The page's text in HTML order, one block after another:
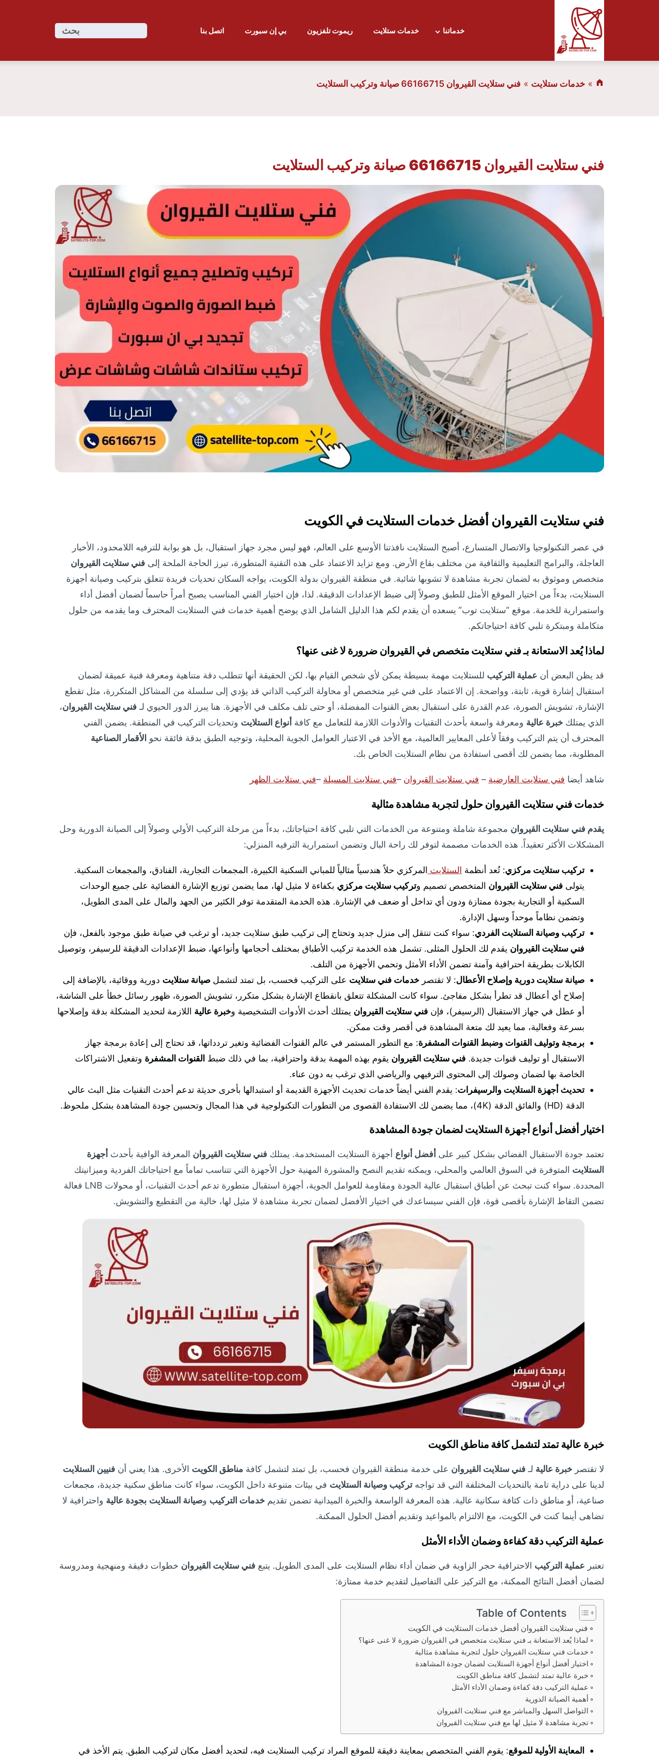
خدماتنا خدمات ستلايت ريموت تلفزيون بي إن سبورت اتصل بنا بحث
خدمات ستلايت فني ستلايت القيروان 66166715 صيانة وتركيب الستلايت
فني ستلايت القيروان 66166715 صيانة وتركيب الستلايت
فني ستلايت القيروان أفضل خدمات الستلايت في الكويت
في عصر التكنولوجيا والاتصال المتسارع، أصبح الستلايت نافذتنا الأوسع على العالم، فهو ليس مجرد جهاز استقبال، بل هو بوابة للترفيه اللامحدود، الأخبار
العاجلة، والبرامج التعليمية والثقافية من مختلف بقاع الأرض. ومع تزايد الاعتماد على هذه التقنية المتطورة، تبرز الحاجة الملحة إلى فني ستلايت القيروان
متخصص وموثوق به لضمان تجربة مشاهدة لا تشوبها شائبة. في منطقة القيروان بدولة الكويت، يواجه السكان تحديات فريدة تتعلق بتركيب وصيانة أجهزة
الستلايت، بدءاً من اختيار الموقع الأمثل للطبق وصولاً إلى ضبط الإعدادات الدقيقة. لذا، فإن اختيار الفني المناسب يصبح أمراً حاسماً لضمان أفضل أداء
واستمرارية للخدمة. موقع “ستلايت توب” يسعده أن يقدم لكم هذا الدليل الشامل الذي يوضح أهمية خدمات فني الستلايت المحترف وما يقدمه من حلول
متكاملة ومبتكرة تلبي كافة احتياجاتكم.
لماذا يُعد الاستعانة بـ فني ستلايت متخصص في القيروان ضرورة لا غنى عنها؟
قد يظن البعض أن عملية التركيب للستلايت مهمة بسيطة يمكن لأي شخص القيام بها، لكن الحقيقة أنها تتطلب دقة متناهية ومعرفة فنية عميقة لضمان
استقبال إشارة قوية، ثابتة، وواضحة. إن الاعتماد على فني غير متخصص أو محاولة التركيب الذاتي قد يؤدي إلى سلسلة من المشاكل المتكررة، مثل تقطع
الإشارة، تشويش الصورة، عدم القدرة على استقبال بعض القنوات المفضلة، أو حتى تلف مكلف في الأجهزة. هنا يبرز الدور الحيوي لـ فني ستلايت القيروان،
الذي يمتلك خبرة عالية ومعرفة واسعة بأحدث التقنيات والأدوات اللازمة للتعامل مع كافة أنواع الستلايت وتحديات التركيب في المنطقة. يضمن الفني
المحترف أن يتم التركيب وفقاً لأعلى المعايير العالمية، مع الأخذ في الاعتبار العوامل الجوية المحلية، وتوجيه الطبق بدقة فائقة نحو الأقمار الصناعية
المطلوبة، مما يضمن لك أقصى استفادة من نظام الستلايت الخاص بك.
شاهد أيضا فني ستلايت العارضية – فني ستلايت القيروان –فني ستلايت المسيلة –فني ستلايت الظهر
خدمات فني ستلايت القيروان حلول لتجربة مشاهدة مثالية
يقدم فني ستلايت القيروان مجموعة شاملة ومتنوعة من الخدمات التي تلبي كافة احتياجاتك، بدءاً من مرحلة التركيب الأولي وصولاً إلى الصيانة الدورية وحل
المشكلات الأكثر تعقيداً. هذه الخدمات مصممة لتوفر لك راحة البال وتضمن استمرارية الترفيه المنزلي:
تركيب ستلايت مركزي: تُعد أنظمة الستلايت المركزي حلاً هندسياً مثالياً للمباني السكنية الكبيرة، المجمعات التجارية، الفنادق، والمجمعات السكنية.
يتولى فني ستلايت القيروان المتخصص تصميم وتركيب ستلايت مركزي بكفاءة لا مثيل لها، مما يضمن توزيع الإشارة الفضائية على جميع الوحدات
السكنية أو التجارية بجودة ممتازة ودون أي تداخل أو ضعف في الإشارة. هذه الخدمة المتقدمة توفر الكثير من الجهد والمال على المدى الطويل،
وتضمن نظاماً موحداً وسهل الإدارة.
تركيب وصيانة الستلايت الفردي: سواء كنت تنتقل إلى منزل جديد وتحتاج إلى تركيب طبق ستلايت جديد، أو ترغب في صيانة طبق موجود بالفعل، فإن
فني ستلايت القيروان يقدم لك الحلول المثلى. تشمل هذه الخدمة تركيب الأطباق بمختلف أحجامها وأنواعها، ضبط الإعدادات الدقيقة للرسيفر، وتوصيل
الكابلات بطريقة احترافية وآمنة تضمن الأداء الأمثل وتحمي الأجهزة من التلف.
صيانة ستلايت دورية وإصلاح الأعطال: لا تقتصر خدمات فني ستلايت على التركيب فحسب، بل تمتد لتشمل صيانة ستلايت دورية ووقائية، بالإضافة إلى
إصلاح أي أعطال قد تطرأ بشكل مفاجئ. سواء كانت المشكلة تتعلق بانقطاع الإشارة بشكل متكرر، تشويش الصورة، ظهور رسائل خطأ على الشاشة،
أو عطل في جهاز الاستقبال (الرسيفر)، فإن فني ستلايت القيروان يمتلك أحدث الأدوات التشخيصية وخبرة عالية اللازمة لتحديد المشكلة بدقة وإصلاحها
بسرعة وفعالية، مما يعيد لك متعة المشاهدة في أقصر وقت ممكن.
برمجة وتوليف القنوات وضبط القنوات المشفرة: مع التطور المستمر في عالم القنوات الفضائية وتغير تردداتها، قد تحتاج إلى إعادة برمجة جهاز
الاستقبال أو توليف قنوات جديدة. فني ستلايت القيروان يقوم بهذه المهمة بدقة واحترافية، بما في ذلك ضبط القنوات المشفرة وتفعيل الاشتراكات
الخاصة بها لضمان وصولك إلى المحتوى الترفيهي والرياضي الذي ترغب به دون عناء.
تحديث أجهزة الستلايت والرسيفرات: يقدم الفني أيضاً خدمات تحديث الأجهزة القديمة أو استبدالها بأخرى حديثة تدعم أحدث التقنيات مثل البث عالي
الدقة (HD) والفائق الدقة (4K)، مما يضمن لك الاستفادة القصوى من التطورات التكنولوجية في هذا المجال وتحسين جودة المشاهدة بشكل ملحوظ.
اختيار أفضل أنواع أجهزة الستلايت لضمان جودة المشاهدة
تعتمد جودة الاستقبال الفضائي بشكل كبير على أفضل أنواع أجهزة الستلايت المستخدمة. يمتلك فني ستلايت القيروان المعرفة الوافية بأحدث أجهزة
الستلايت المتوفرة في السوق العالمي والمحلي، ويمكنه تقديم النصح والمشورة المهنية حول الأجهزة التي تتناسب تماماً مع احتياجاتك الفردية وميزانيتك
المحددة. سواء كنت تبحث عن أطباق استقبال عالية الجودة ومقاومة للعوامل الجوية، أجهزة استقبال متطورة تدعم أحدث التقنيات، أو محولات LNB فعالة
تضمن التقاط الإشارة بأقصى قوة، فإن الفني سيساعدك في اختيار الأفضل لضمان تجربة مشاهدة لا مثيل لها، خالية من التقطيع والتشويش.
خبرة عالية تمتد لتشمل كافة مناطق الكويت
لا تقتصر خبرة عالية لـ فني ستلايت القيروان على خدمة منطقة القيروان فحسب، بل تمتد لتشمل كافة مناطق الكويت الأخرى. هذا يعني أن فنيين الستلايت
لدينا على دراية تامة بالتحديات المختلفة التي قد تواجهتركيب وصيانة الستلايت في بيئات متنوعة داخل الكويت، سواء كانت مناطق سكنية جديدة، مجمعات
صناعية، أو مناطق ذات كثافة سكانية عالية. هذه المعرفة الواسعة والخبرة الميدانية تضمن تقديم خدمات التركيب وصيانة الستلايت بجودة عالية واحترافية لا
تضاهى أينما كنت في الكويت، مع الالتزام بالمواعيد وتقديم أفضل الحلول الممكنة.
عملية التركيب دقة كفاءة وضمان الأداء الأمثل
تعتبر عملية التركيب الاحترافية حجر الزاوية في ضمان أداء نظام الستلايت على المدى الطويل. يتبع فني ستلايت القيروان خطوات دقيقة ومنهجية ومدروسة
لضمان أفضل النتائج الممكنة، مع التركيز على التفاصيل لتقديم خدمة ممتازة:
Table of Contents
فني ستلايت القيروان أفضل خدمات الستلايت في الكويت
لماذا يُعد الاستعانة بـ فني ستلايت متخصص في القيروان ضرورة لا غنى عنها؟
خدمات فني ستلايت القيروان حلول لتجربة مشاهدة مثالية
اختيار أفضل أنواع أجهزة الستلايت لضمان جودة المشاهدة
خبرة عالية تمتد لتشمل كافة مناطق الكويت
عملية التركيب دقة كفاءة وضمان الأداء الأمثل
أهمية الصيانة الدورية
التواصل السهل والمباشر مع فني ستلايت القيروان
تجربة مشاهدة لا مثيل لها مع فني ستلايت القيروان
المعاينة الأولية للموقع: يقوم الفني المتخصص بمعاينة دقيقة للموقع المراد تركيب الستلايت فيه، لتحديد أفضل مكان لتركيب الطبق. يتم الأخذ في